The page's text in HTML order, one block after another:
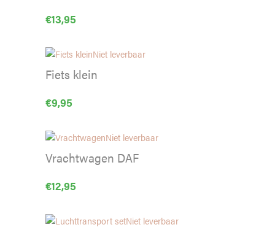
€13,95
Niet leverbaar
Fiets klein
€9,95
Niet leverbaar
Vrachtwagen DAF
€12,95
Niet leverbaar